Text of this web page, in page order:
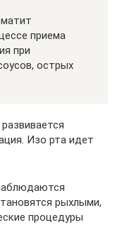
приема
при
острых
Изо рта идет
рыхлыми,
процедуры